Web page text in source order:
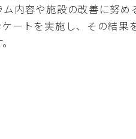
内容や施設の改善に努め
ートを実施し、その結果